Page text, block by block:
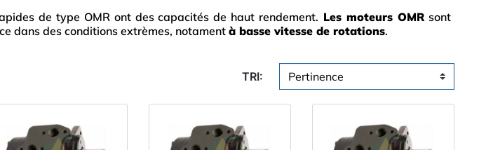
de type OMR ont des capacités de haut rendement. Les moteurs OMR sont
dans des conditions extrèmes, notamentà basse vitesse de rotations.
TRI: